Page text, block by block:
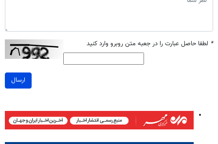
* لطفا حاصل عبارت را در جعبه متن روبرو وارد کنید
ارسال